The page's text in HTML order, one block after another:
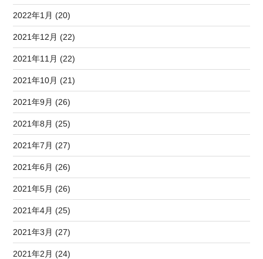
2022年1月 (20)
2021年12月 (22)
2021年11月 (22)
2021年10月 (21)
2021年9月 (26)
2021年8月 (25)
2021年7月 (27)
2021年6月 (26)
2021年5月 (26)
2021年4月 (25)
2021年3月 (27)
2021年2月 (24)